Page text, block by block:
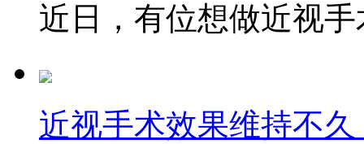
近日，有位想做近视
近视手术效果维持不